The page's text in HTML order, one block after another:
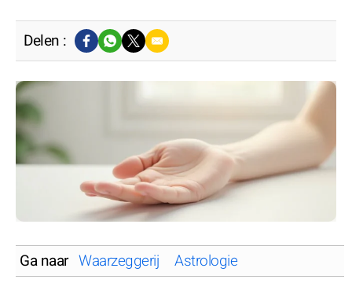
Delen :
Ga naar Waarzeggerij Astrologie